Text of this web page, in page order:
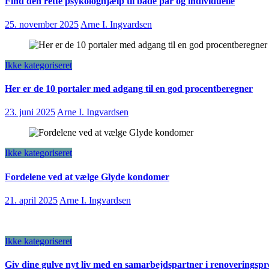
25. november 2025 Arne I. Ingvardsen
Ikke kategoriseret
Her er de 10 portaler med adgang til en god procentberegner
23. juni 2025 Arne I. Ingvardsen
Ikke kategoriseret
Fordelene ved at vælge Glyde kondomer
21. april 2025 Arne I. Ingvardsen
Ikke kategoriseret
Giv dine gulve nyt liv med en samarbejdspartner i